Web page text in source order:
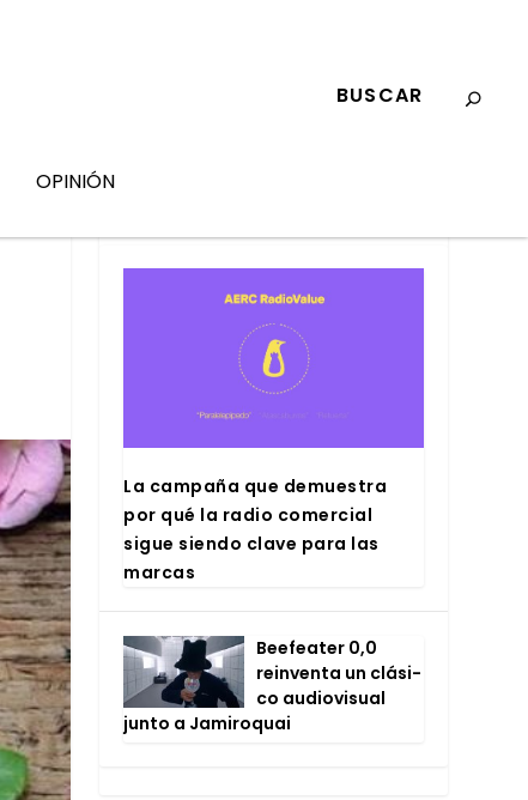
OPINIÓN
La cam­pa­ña que demues­tra
por qué la radio comer­cial
sigue sien­do cla­ve para las
mar­cas
Bee­fea­ter 0,0
rein­ven­ta un clá­si­
co audio­vi­sual
jun­to a Jami­ro­quai